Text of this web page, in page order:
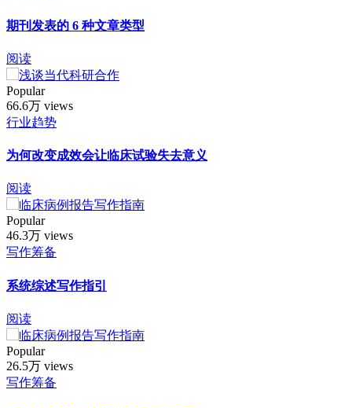
期刊发表的 6 种文章类型
阅读
Popular
66.6万 views
行业趋势
为何改变成效会让临床试验失去意义
阅读
Popular
46.3万 views
写作筹备
系统综述写作指引
阅读
Popular
26.5万 views
写作筹备